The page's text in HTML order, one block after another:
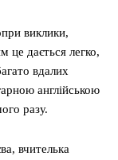
виклики,
це дається легко,
вдалих
англійською
разу.
вчителька